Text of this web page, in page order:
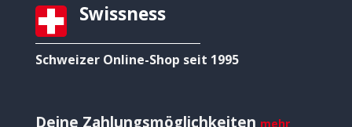
Swissness
Schweizer Online-Shop seit 1995
Deine Zahlungsmöglichkeiten mehr